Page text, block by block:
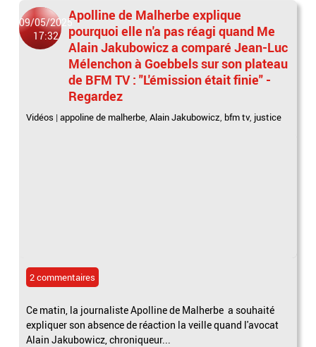
09/05/2025
17:32
Apolline de Malherbe explique
pourquoi elle n'a pas réagi quand Me
Alain Jakubowicz a comparé Jean-Luc
Mélenchon à Goebbels sur son plateau
de BFM TV : "L'émission était finie" -
Regardez
Vidéos |appoline de malherbe,Alain Jakubowicz, bfm tv, justice
2 commentaires
Ce matin, la journaliste Apolline de Malherbe a souhaité
expliquer son absence de réaction la veille quand l'avocat
Alain Jakubowicz, chroniqueur...